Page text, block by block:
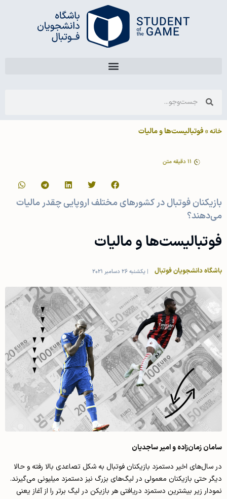
خانه»فوتبالیست‌ها و مالیات
11 دقیقه متن
بازیکنان فوتبال در کشورهای مختلف اروپایی چقدر مالیات
می‌دهند؟
فوتبالیست‌ها و مالیات
باشگاه دانشجویان فوتبال | یکشنبه 26 دسامبر 2021
سامان زمان‌زاده و امیر ساجدیان
در سال‌های اخیر دستمزد بازیکنان فوتبال به شکل تصاعدی بالا رفته و حالا
دیگر حتی بازیکنان معمولی در لیگ‌های بزرگ نیز دستمزد میلیونی می‌گیرند.
نمودار زیر بیشترین دستمزد دریافتی هر بازیکن در لیگ برتر را از آغاز یعنی